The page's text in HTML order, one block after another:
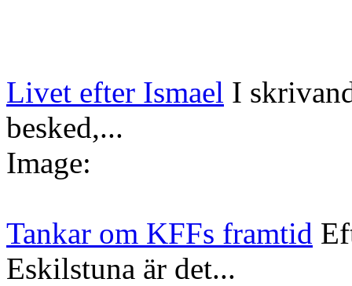
Livet efter Ismael I
besked,...
Image:
Tankar om KFFs framtid
Eskilstuna är det...